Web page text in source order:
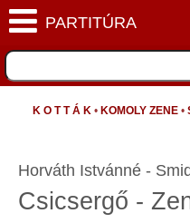
K O T T Á K • KOMOLY ZENE •
Horváth Istvánné -
Csicsergő -